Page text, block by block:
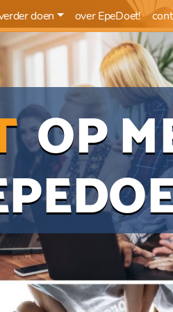
doen over EpeDoet!
OP